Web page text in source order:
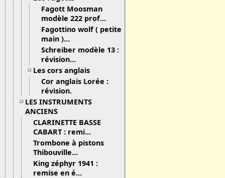
Fagott Moosman
modèle 222 prof...
Fagottino wolf ( petite
main )...
Schreiber modèle 13 :
révision...
Les cors anglais
Cor anglais Lorée :
révision.
LES INSTRUMENTS
ANCIENS
CLARINETTE BASSE
CABART : remi...
Trombone à pistons
Thibouville...
King zéphyr 1941 :
remise en é...